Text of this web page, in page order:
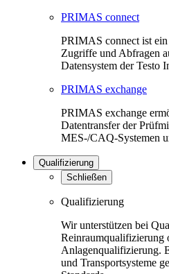
PRIMAS connect
PRIMAS connect ist
Zugriffe und Abfragen
Datensystem der Testo
PRIMAS exchange
PRIMAS exchange
Datentransfer der
MES-/CAQ-Systemen
Qualifizierung
Schließen
Qualifizierung
Wir unterstützen bei
Reinraumqualifizierung
Anlagenqualifizierung.
und Transportsysteme